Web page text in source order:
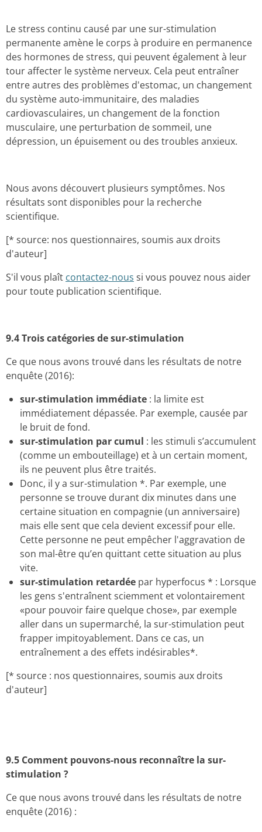
Le stress continu causé par une sur-stimulation
permanente amène le corps à produire en permanence
des hormones de stress, qui peuvent également à leur
tour affecter le système nerveux. Cela peut entraîner
entre autres des problèmes d'estomac, un changement
du système auto-immunitaire, des maladies
cardiovasculaires, un changement de la fonction
musculaire, une perturbation de sommeil, une
dépression, un épuisement ou des troubles anxieux.
Nous avons découvert plusieurs symptômes. Nos
résultats sont disponibles pour la recherche
scientifique.
[* source: nos questionnaires, soumis aux droits
d'auteur]
S'il vous plaît contactez-nous si vous pouvez nous aider
pour toute publication scientifique.
9.4 Trois catégories desur-stimulation
Ce que nous avons trouvé dans les résultats de notre
enquête (2016):
sur-stimulation immédiate : la limite est
immédiatement dépassée. Par exemple, causée par
le bruit de fond.
sur-stimulation par cumul : les stimuli s’accumulent
(comme un embouteillage) et à un certain moment,
ils ne peuvent plus être traités.
Donc, il y a sur-stimulation *. Par exemple, une
personne se trouve durant dix minutes dans une
certaine situation en compagnie (un anniversaire)
mais elle sent que cela devient excessif pour elle.
Cette personne ne peut empêcher l'aggravation de
son mal-être qu’en quittant cette situation au plus
vite.
sur-stimulation retardée par hyperfocus * : Lorsque
les gens s'entraînent sciemment et volontairement
«pour pouvoir faire quelque chose», par exemple
aller dans un supermarché, la sur-stimulation peut
frapper impitoyablement. Dans ce cas, un
entraînement a des effets indésirables*.
[* source : nos questionnaires, soumis aux droits
d'auteur]
9.5 Comment pouvons-nous reconnaître la sur-
stimulation ?
Ce que nous avons trouvé dans les résultats de notre
enquête (2016) :